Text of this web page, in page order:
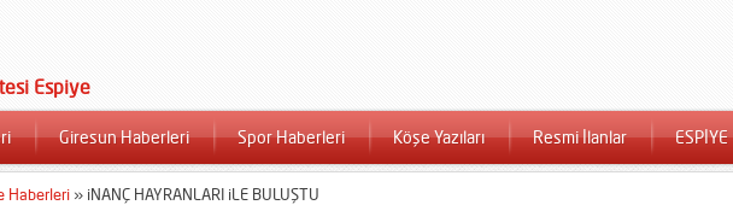
Giresun Haberleri Spor Haberleri Köşe Yazıları Resmi İlanlar ESPİYE
Haberleri » iNANÇ HAYRANLARI iLE BULUŞTU